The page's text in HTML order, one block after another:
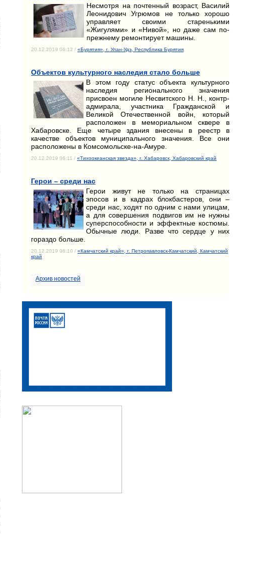
Несмотря на почтенный возраст, Василий
Леонидович Угрюмов не только хорошо
управляет своими старенькими
«Жигулями» и «Нивой», но даже сам по-
прежнему ремонтирует машины.
20.12.2019 06:12 / «Бурятия», г. Улан-Удэ, Республика Бурятия
Объектов культурного наследия стало больше
В этом году статус объекта культурного
наследия регионального значения
присвоен могиле Несвитского Н. Н., контр-
адмирала, участника Гражданской и
Великой Отечественной войн, который
расположен в мемориальном сквере в
Хабаровске. Еще четыре здания внесены в реестр в
качестве объектов муниципального значения. Все они
расположены в Комсомольске-на-Амуре.
20.12.2019 06:11 / «Тихоокеанская звезда», г. Хабаровск, Хабаровский край
Герои – среди нас
Герои живут не только на страницах
эпосов и в кадрах блокбастеров, они –
среди нас, ходят по одним с нами улицам,
а для совершения подвигов им не нужны
суперспособности и эффектные костюмы.
Обычные люди. Разве что сердце у них
гораздо больше.
20.12.2019 06:10 / «Камчатский край», г. Петропавловск-Камчатский, Камчатский
край
Архив новостей